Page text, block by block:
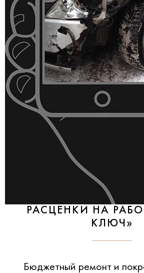
РАСЦЕНКИ НА
КЛЮЧ»
Бюджетный ремонт и